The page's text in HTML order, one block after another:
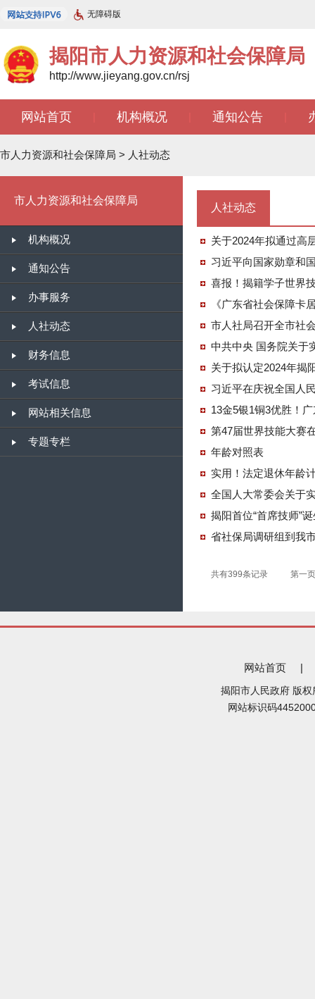
无障碍版
揭阳市人力资源和社会保障局
http://www.jieyang.gov.cn/rsj
网站首页 机构概况 通知公告
市人力资源和社会保障局 > 人社动态
市人力资源和社会保障局
机构概况
通知公告
办事服务
人社动态
财务信息
考试信息
网站相关信息
专题专栏
人社动态
关于2024年拟通过高
习近平向国家勋章和
喜报！揭籍学子世界
《广东省社会保障卡
市人社局召开全市社
中共中央 国务院关于
关于拟认定2024年揭
习近平在庆祝全国人
13金5银1铜3优胜！
第47届世界技能大赛
年龄对照表
实用！法定退休年龄
全国人大常委会关于
揭阳首位“首席技师”
省社保局调研组到我
第一页
共有399条记录
网站首页 |
揭阳市人民政府 版
网站标识码